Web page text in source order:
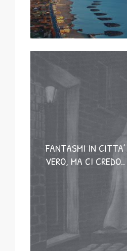
FANTASMI IN
VERO, MA CI CREDO..